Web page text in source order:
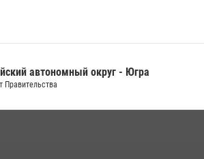
дни открытых дверей и
автономный округ - Югра
Правительства